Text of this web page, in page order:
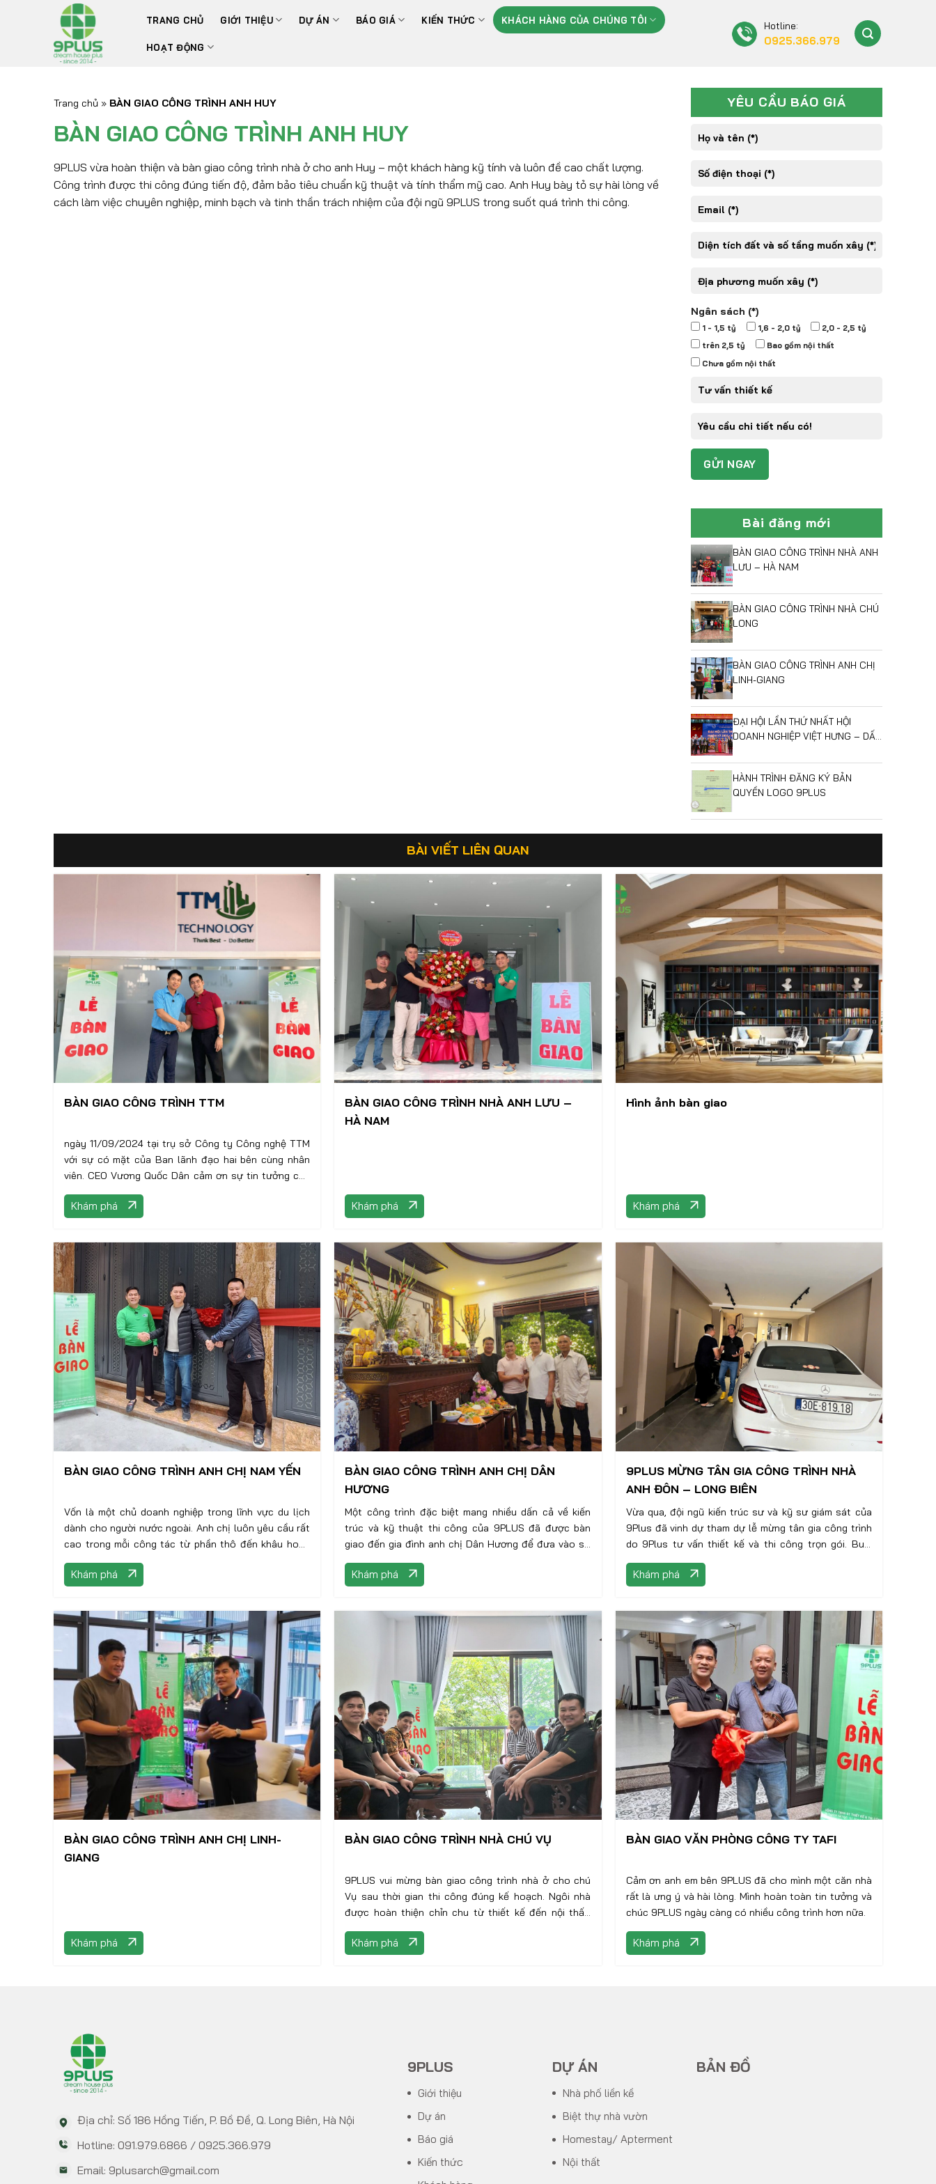
TRANG CHỦ GIỚI THIỆU DỰ ÁN BÁO GIÁ KIẾN THỨC KHÁCH HÀNG CỦA CHÚNG TÔI
HOẠT ĐỘNG
Hotline:
0925.366.979
Trang chủ » BÀN GIAO CÔNG TRÌNH ANH HUY
BÀN GIAO CÔNG TRÌNH ANH HUY
9PLUS vừa hoàn thiện và bàn giao công trình nhà ở cho anh Huy – một khách hàng kỹ tính và luôn đề cao chất lượng.
Công trình được thi công đúng tiến độ, đảm bảo tiêu chuẩn kỹ thuật và tính thẩm mỹ cao. Anh Huy bày tỏ sự hài lòng về
cách làm việc chuyên nghiệp, minh bạch và tinh thần trách nhiệm của đội ngũ 9PLUS trong suốt quá trình thi công.
YÊU CẦU BÁO GIÁ
Ngân sách (*)
1 - 1,5 tỷ 1,6 - 2,0 tỷ
2,0 - 2,5 tỷ
trên 2,5 tỷ
Bao gồm nội thất
Chưa gồm nội thất
Bài đăng mới
BÀN GIAO CÔNG TRÌNH NHÀ ANH
LƯU – HÀ NAM
BÀN GIAO CÔNG TRÌNH NHÀ CHÚ
LONG
BÀN GIAO CÔNG TRÌNH ANH CHỊ
LINH-GIANG
ĐẠI HỘI LẦN THỨ NHẤT HỘI
DOANH NGHIỆP VIỆT HƯNG – DẤU
TRIỂN MỚI
HÀNH TRÌNH ĐĂNG KÝ BẢN
QUYỀN LOGO 9PLUS
BÀI VIẾT LIÊN QUAN
BÀN GIAO CÔNG TRÌNH TTM
ngày 11/09/2024 tại trụ sở Công ty Công nghệ TTM
với sự có mặt của Ban lãnh đạo hai bên cùng nhân
viên. CEO Vương Quốc Dân cảm ơn sự tin tưởng của
lãnh đạo Công ty TTM,
Khám phá
BÀN GIAO CÔNG TRÌNH NHÀ ANH LƯU –
HÀ NAM
Khám phá
Hình ảnh bàn giao
Khám phá
BÀN GIAO CÔNG TRÌNH ANH CHỊ NAM YẾN
Vốn là một chủ doanh nghiệp trong lĩnh vực du lịch
dành cho người nước ngoài. Anh chị luôn yêu cầu rất
cao trong mỗi công tác từ phần thô đến khâu hoàn
thiện.
Khám phá
BÀN GIAO CÔNG TRÌNH ANH CHỊ DÂN
HƯƠNG
Một công trình đặc biệt mang nhiều dấn cả về kiến
trúc và kỹ thuật thi công của 9PLUS đã được bàn
giao đến gia đình anh chị Dân Hương để đưa vào sử
dụng
Khám phá
9PLUS MỪNG TÂN GIA CÔNG TRÌNH NHÀ
ANH ĐÔN – LONG BIÊN
Vừa qua, đội ngũ kiến trúc sư và kỹ sư giám sát của
9Plus đã vinh dự tham dự lễ mừng tân gia công trình
do 9Plus tư vấn thiết kế và thi công trọn gói. Buổi
tiệc diễn ra trong không khí ấm cúng, thân tình với sự
góp mặt của gia chủ,
Khám phá
BÀN GIAO CÔNG TRÌNH ANH CHỊ LINH-
GIANG
Khám phá
BÀN GIAO CÔNG TRÌNH NHÀ CHÚ VỤ
9PLUS vui mừng bàn giao công trình nhà ở cho chú
Vụ sau thời gian thi công đúng kế hoạch. Ngôi nhà
được hoàn thiện chỉn chu từ thiết kế đến nội thất,
đảm bảo công năng và tính thẩm mỹ như mong muốn
Khám phá
BÀN GIAO VĂN PHÒNG CÔNG TY TAFI
Cảm ơn anh em bên 9PLUS đã cho mình một căn nhà
rất là ưng ý và hài lòng. Mình hoàn toàn tin tưởng và
chúc 9PLUS ngày càng có nhiều công trình hơn nữa.
Khám phá
Địa chỉ: Số 186 Hồng Tiến, P. Bồ Đề, Q. Long Biên, Hà Nội
Hotline: 091.979.6866 / 0925.366.979
Email: 9plusarch@gmail.com
9PLUS
Giới thiệu
Dự án
Báo giá
Kiến thức
DỰ ÁN
Nhà phố liền kề
Biệt thự nhà vườn
Homestay/ Apterment
Nội thất
BẢN ĐỒ